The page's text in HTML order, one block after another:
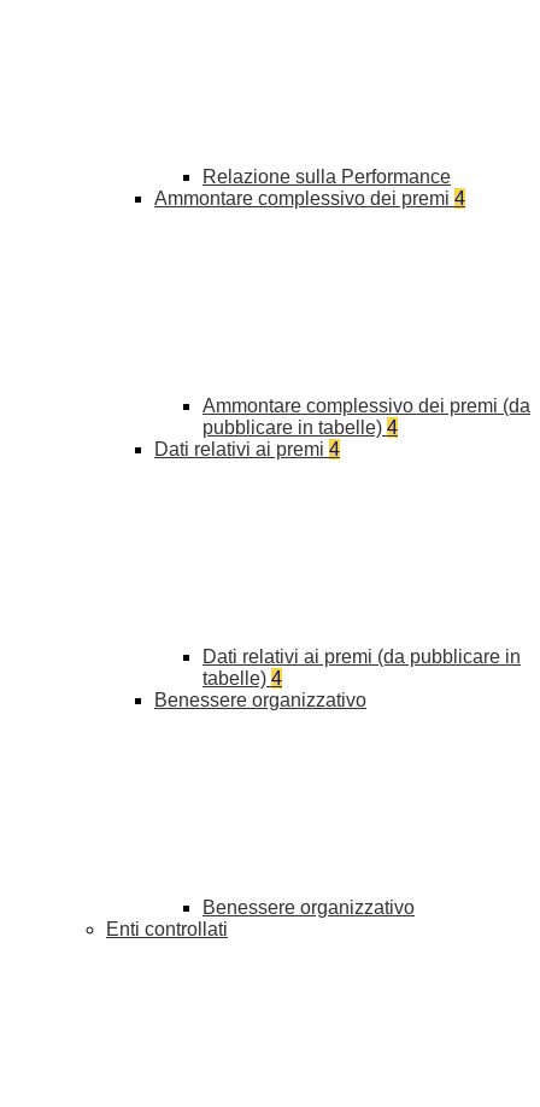
Relazione sulla Performance
Ammontare complessivo dei premi 4
Ammontare complessivo dei premi (da
pubblicare in tabelle) 4
Dati relativi ai premi 4
Dati relativi ai premi (da pubblicare in
tabelle) 4
Benessere organizzativo
Benessere organizzativo
Enti controllati